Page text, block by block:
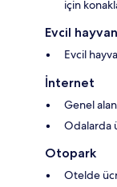
için
Evcil hayvan
Evcil
İnternet
Genel
Odalarda
Otopark
Otelde